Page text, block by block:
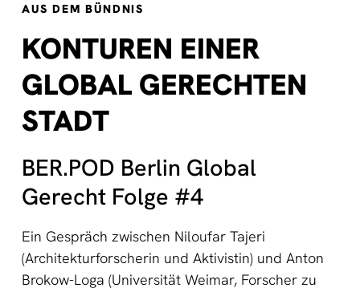
AUS DEM BÜNDNIS
KONTUREN EINER
GLOBAL GERECHTEN
STADT
BER.POD Berlin Global
Gerecht Folge #4
Ein Gespräch zwischen Niloufar Tajeri
(Architekturforscherin und Aktivistin) und Anton
Brokow-Loga (Universität Weimar, Forscher zu